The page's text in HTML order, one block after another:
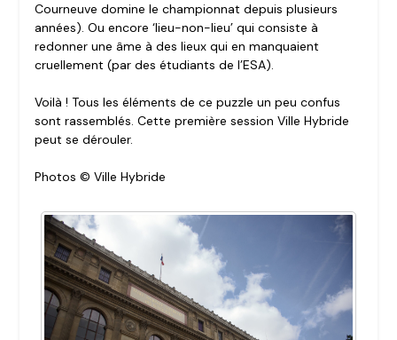
Courneuve domine le championnat depuis plusieurs
années). Ou encore ‘lieu-non-lieu’ qui consiste à
redonner une âme à des lieux qui en manquaient
cruellement (par des étudiants de l’ESA).
Voilà ! Tous les éléments de ce puzzle un peu confus
sont rassemblés. Cette première session Ville Hybride
peut se dérouler.
Photos © Ville Hybride